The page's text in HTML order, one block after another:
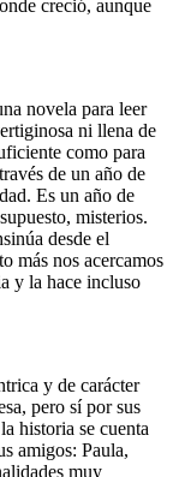
creció, aunque
novela para leer
ni llena de
como para
de un año de
Es un año de
misterios.
desde el
más nos acercamos
y la hace incluso
y de carácter
pero sí por sus
historia se cuenta
amigos: Paula,
muy